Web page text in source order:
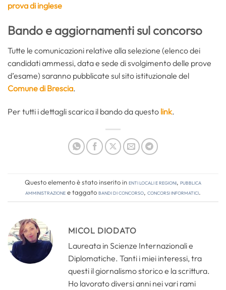
prova di inglese
Bando e aggiornamenti sul concorso
Tutte le comunicazioni relative alla selezione (elenco dei
candidati ammessi, data e sede di svolgimento delle prove
d’esame) saranno pubblicate sul sito istituzionale del
Comune di Brescia.
Per tutti i dettagli scarica il bando da questo link.
Questo elemento è stato inserito inEnti locali e regioni, Pubblica
amministrazionee taggatobandi di concorso, concorsi informatici.
MICOL DIODATO
Laureata in Scienze Internazionali e
Diplomatiche. Tanti i miei interessi, tra
questi il giornalismo storico e la scrittura.
Ho lavorato diversi anni nei vari rami